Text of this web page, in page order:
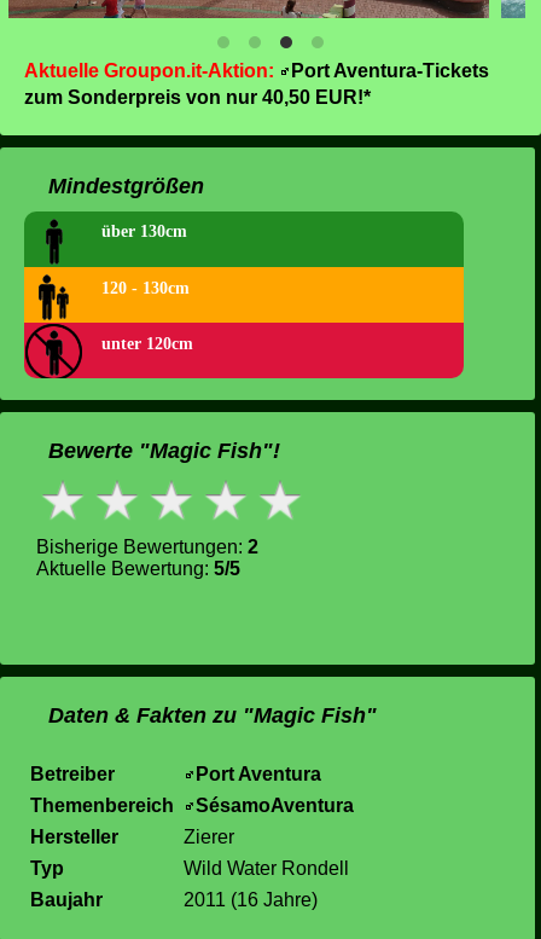
Aktuelle Groupon.it-Aktion:
Port Aventura-Tickets
zum Sonderpreis von nur 40,50 EUR!*
Mindestgrößen
über 130cm
120 - 130cm
unter 120cm
Bewerte "Magic Fish"!
Bisherige Bewertungen: 2
Aktuelle Bewertung: 5/5
Daten & Fakten zu "Magic Fish"
Betreiber
Port Aventura
Themenbereich
SésamoAventura
Hersteller
Zierer
Typ
Wild Water Rondell
Baujahr
2011 (16 Jahre)